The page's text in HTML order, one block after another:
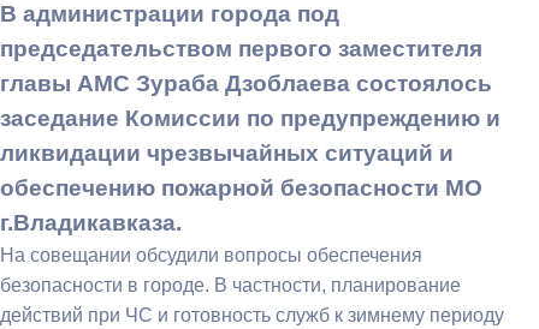
В администрации города под
председательством первого заместителя
главы АМС Зураба Дзоблаева состоялось
заседание Комиссии по предупреждению и
ликвидации чрезвычайных ситуаций и
обеспечению пожарной безопасности МО
г.Владикавказа.
На совещании обсудили вопросы обеспечения
безопасности в городе. В частности, планирование
действий при ЧС и готовность служб к зимнему периоду